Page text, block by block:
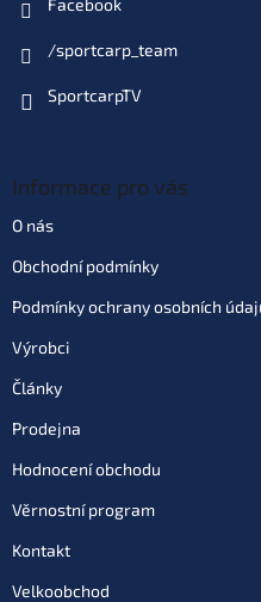
Facebook
/sportcarp_team
SportcarpTV
Informace pro vás
O nás
Obchodní podmínky
Podmínky ochrany osobních
Výrobci
Články
Prodejna
Hodnocení obchodu
Věrnostní program
Kontakt
Velkoobchod